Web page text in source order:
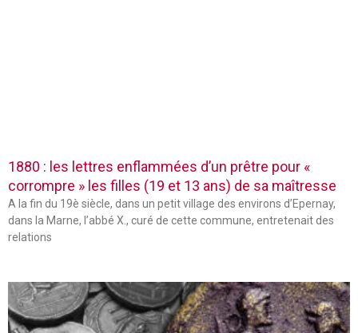
1880 : les lettres enflammées d’un prêtre pour «
corrompre » les filles (19 et 13 ans) de sa maîtresse
A la fin du 19è siècle, dans un petit village des environs d’Epernay,
dans la Marne, l’abbé X., curé de cette commune, entretenait des
relations